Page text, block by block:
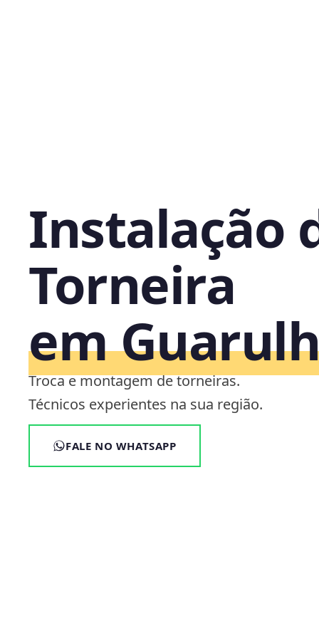
Instalação
Torneira
em
Troca e montagem de torneiras.
Técnicos experientes na sua região.
FALE NO WHATSAPP